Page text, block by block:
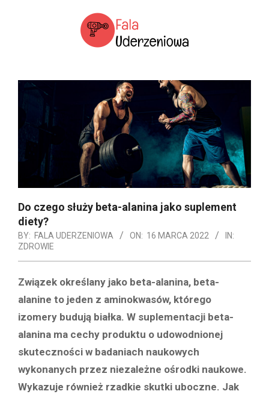
POŚWIĘCONY
FALII
UDERZENIOWEJ
Navigation
Do czego służy beta-alanina jako suplement
diety?
BY: FALA UDERZENIOWA ON: 16 MARCA 2022
IN:
ZDROWIE
Związek określany jako beta-alanina, beta-
alanine to jeden z aminokwasów, którego
izomery budują białka. W suplementacji beta-
alanina ma cechy produktu o udowodnionej
skuteczności w badaniach naukowych
wykonanych przez niezależne ośrodki naukowe.
Wykazuje również rzadkie skutki uboczne. Jak